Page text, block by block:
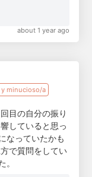
about 1 year ago
minucioso/a
目の自分の振り
していると思っ
なっていたかも
で質問をしてい